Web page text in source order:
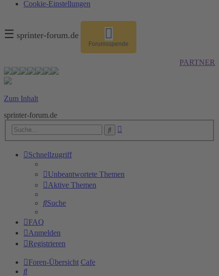
Cookie-Einstellungen
☰ sprinter-forum.de
Forumsspende
PARTNER
Zum Inhalt
sprinter-forum.de
Suche
Schnellzugriff
Unbeantwortete Themen
Aktive Themen
Suche
FAQ
Anmelden
Registrieren
Foren-Übersicht Cafe
Suche